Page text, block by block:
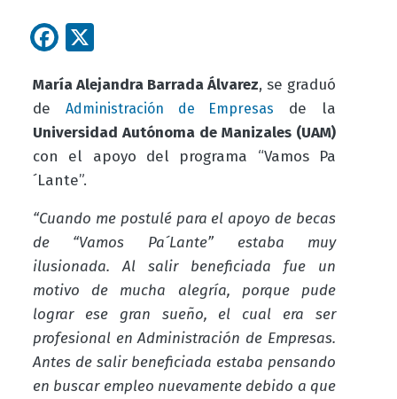
Facebook
María Alejandra Barrada Álvarez, se graduó
de Administración de Empresas
de la
Universidad Autónoma de Manizales (UAM)
con el apoyo del programa “Vamos Pa
´Lante”.
“Cuando me postulé para el apoyo de becas
de “Vamos Pa´Lante” estaba muy
ilusionada. Al salir beneficiada fue un
motivo de mucha alegría, porque pude
lograr ese gran sueño, el cual era ser
profesional en Administración de Empresas.
Antes de salir beneficiada estaba pensando
en buscar empleo nuevamente debido a que